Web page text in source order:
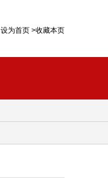
设为首页 >收藏本页